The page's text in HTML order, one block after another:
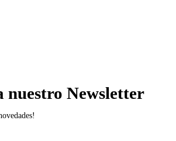
nuestro Newsletter